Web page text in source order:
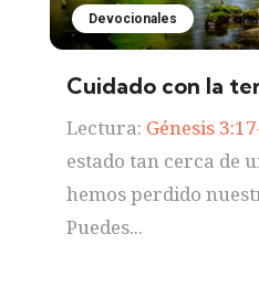
Devocionales
Cuidado con la
Lectura: Génesis
estado tan cerca de
hemos perdido
Puedes...